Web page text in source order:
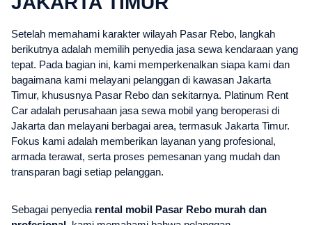
Setelah memahami karakter wilayah Pasar Rebo, langkah
berikutnya adalah memilih penyedia jasa sewa kendaraan yang
tepat. Pada bagian ini, kami memperkenalkan siapa kami dan
bagaimana kami melayani pelanggan di kawasan Jakarta
Timur, khususnya Pasar Rebo dan sekitarnya. Platinum Rent
Car adalah perusahaan jasa sewa mobil yang beroperasi di
Jakarta dan melayani berbagai area, termasuk Jakarta Timur.
Fokus kami adalah memberikan layanan yang profesional,
armada terawat, serta proses pemesanan yang mudah dan
transparan bagi setiap pelanggan.
Sebagai penyedia rental mobil Pasar Rebo murah dan